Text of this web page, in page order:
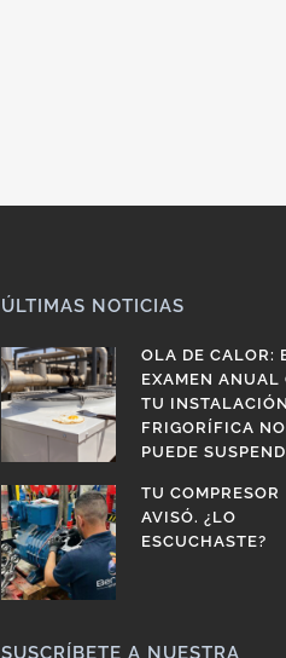
ÚLTIMAS NOTICIAS
OLA DE CALOR:
EXAMEN ANUAL
TU INSTALACIÓN
FRIGORÍFICA NO
PUEDE
TU COMPRESOR
AVISÓ. ¿LO
ESCUCHASTE?
SUSCRÍBETE A NUESTRA